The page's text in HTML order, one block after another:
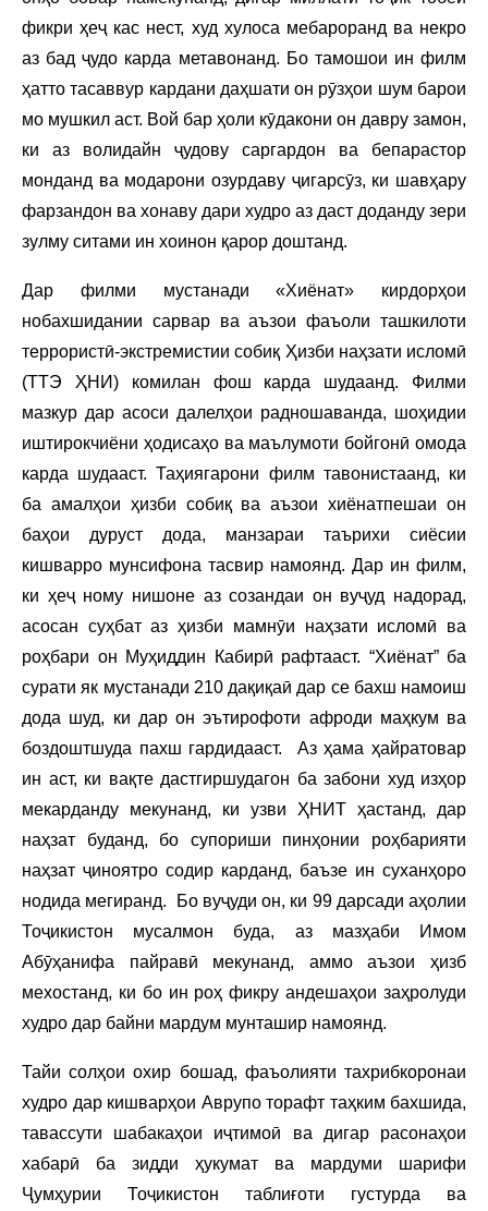
фикри ҳеҷ кас нест, худ хулоса мебароранд ва некро
аз бад ҷудо карда метавонанд. Бо тамошои ин филм
ҳатто тасаввур кардани даҳшати он рӯзҳои шум барои
мо мушкил аст. Вой бар ҳоли кӯдакони он давру замон,
ки аз волидайн ҷудову саргардон ва бепарастор
монданд ва модарони озурдаву ҷигарсӯз, ки шавҳару
фарзандон ва хонаву дари худро аз даст доданду зери
зулму ситами ин хоинон қарор доштанд.
Дар филми мустанади «Хиёнат» кирдорҳои
нобахшидании сарвар ва аъзои фаъоли ташкилоти
террористӣ-экстремистии собиқ Ҳизби наҳзати исломӣ
(ТТЭ ҲНИ) комилан фош карда шудаанд. Филми
мазкур дар асоси далелҳои радношаванда, шоҳидии
иштирокчиёни ҳодисаҳо ва маълумоти бойгонӣ омода
карда шудааст. Таҳиягарони филм тавонистаанд, ки
ба амалҳои ҳизби собиқ ва аъзои хиёнатпешаи он
баҳои дуруст дода, манзараи таърихи сиёсии
кишварро мунсифона тасвир намоянд. Дар ин филм,
ки ҳеҷ ному нишоне аз созандаи он вуҷуд надорад,
асосан суҳбат аз ҳизби мамнӯи наҳзати исломӣ ва
роҳбари он Муҳиддин Кабирӣ рафтааст. “Хиёнат” ба
сурати як мустанади 210 дақиқаӣ дар се бахш намоиш
дода шуд, ки дар он эътирофоти афроди маҳкум ва
боздоштшуда пахш гардидааст. Аз ҳама ҳайратовар
ин аст, ки вақте дастгиршудагон ба забони худ изҳор
мекарданду мекунанд, ки узви ҲНИТ ҳастанд, дар
наҳзат буданд, бо супориши пинҳонии роҳбарияти
наҳзат ҷиноятро содир карданд, баъзе ин суханҳоро
нодида мегиранд. Бо вуҷуди он, ки 99 дарсади аҳолии
Тоҷикистон мусалмон буда, аз мазҳаби Имом
Абӯҳанифа пайравӣ мекунанд, аммо аъзои ҳизб
мехостанд, ки бо ин роҳ фикру андешаҳои заҳролуди
худро дар байни мардум мунташир намоянд.
Тайи солҳои охир бошад, фаъолияти тахрибкоронаи
худро дар кишварҳои Аврупо торафт таҳким бахшида,
тавассути шабакаҳои иҷтимоӣ ва дигар расонаҳои
хабарӣ ба зидди ҳукумат ва мардуми шарифи
Ҷумҳурии Тоҷикистон таблиғоти густурда ва